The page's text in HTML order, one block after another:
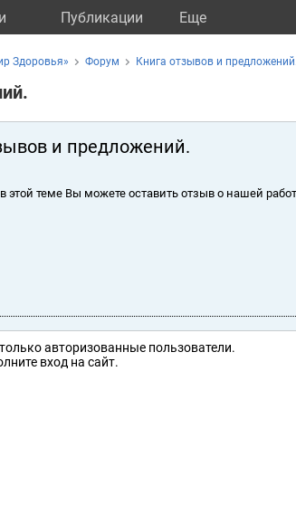
Публикации Eще
Здоровья» Форум Книга отзывов и предложений.
и предложений.
в этой теме Вы можете оставить отзыв о нашей
авторизованные пользователи.
вход на сайт.